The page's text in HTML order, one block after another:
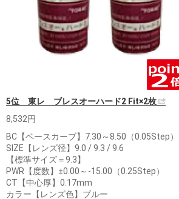
5位 東レ ブレスオーハード2 Fit×2枚
8,532円
BC【ベースカーブ】7.30～8.50（0.05Step）
SIZE【レンズ径】9.0 / 9.3 / 9.6
【標準サイズ＝9.3】
PWR【度数】±0.00～-15.00（0.25Step）
CT【中心厚】0.17mm
カラー【レンズ色】ブルー